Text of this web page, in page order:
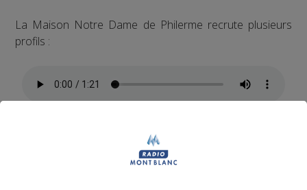
La Maison Notre Dame de Philerme recrute plusieurs
profils :
1 Accompagnant Éducatif et Social ou
Aide Médico-Psychologique ou Aide-